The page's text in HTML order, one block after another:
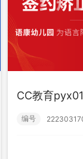
？！ 营销短视频; 创意广告;
0
CC教育pyx01
编号